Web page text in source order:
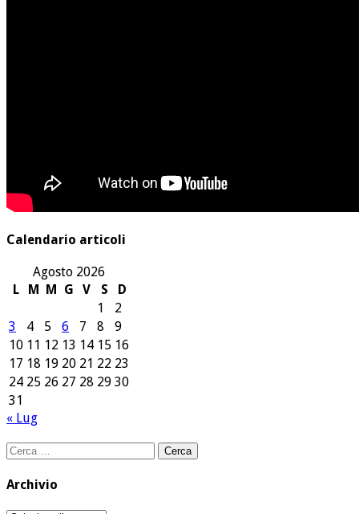
Calendario articoli
Agosto 2026
L
M M G V S
D
1
2
3
4 5 6 7 8
9
10 11 12 13 14 15 16
17 18 19 20 21 22 23
24 25 26 27 28 29 30
31
« Lug
Ricerca
Archivio